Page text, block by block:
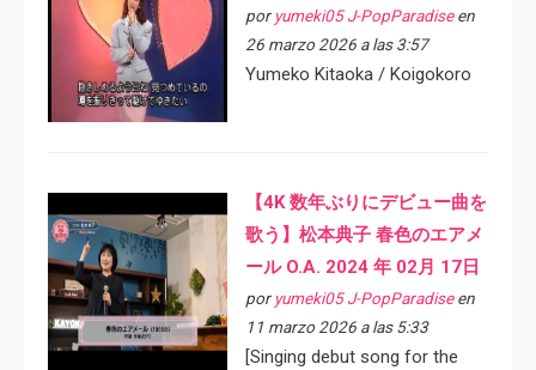
por yumeki05 J-PopParadiseen
26 marzo 2026 a las 3:57
Yumeko Kitaoka / Koigokoro
【4K 数年ぶりにデビュー曲を
歌う】松本典子 春色のエアメ
ール O.A. 2024 年 02月 17日
por yumeki05 J-PopParadiseen
11 marzo 2026 a las 5:33
[Singing debut song for the